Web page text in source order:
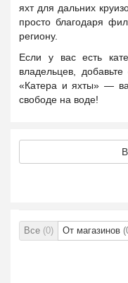
яхт для дальних
просто благодаря
региону.
Если у вас есть
владельцев,
«Катера и яхты» —
свободе на воде!
Все (0) От магазинов